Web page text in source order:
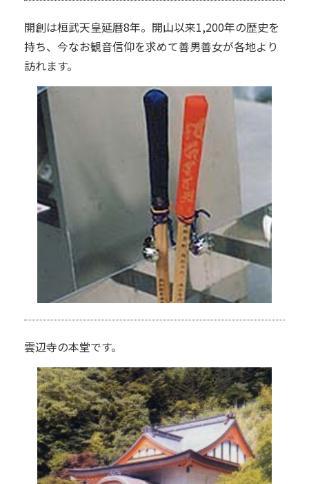
開創は桓武天皇延暦8年。開山以来1,200年の歴史を
持ち、今なお観音信仰を求めて善男善女が各地より
訪れます。
雲辺寺の本堂です。